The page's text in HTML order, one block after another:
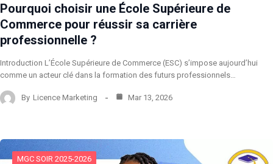
Pourquoi choisir une École Supérieure de
Commerce pour réussir sa carrière
professionnelle ?
Introduction L’École Supérieure de Commerce (ESC) s’impose aujourd’hui
comme un acteur clé dans la formation des futurs professionnels…
By Licence Marketing Mar 13, 2026
MGC SOIR 2025-2026